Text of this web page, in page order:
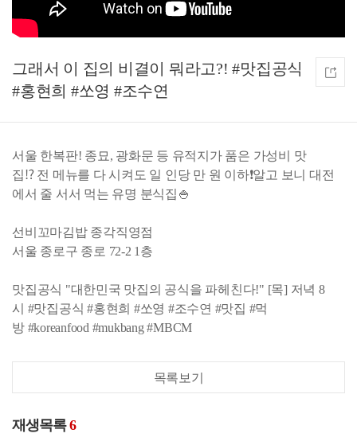
그래서 이 집의 비결이 뭐라고?! #맛집공식
#홍현희 #쏘영 #조수연
서울 한복판! 종묘, 광화문 등 유적지가 품은 가성비 맛
집⁉️ 전 메뉴를 다 시켜도 일 인당 만 원 이하❗️알고 보니 대전
에서 줄 서서 먹는 유명 분식집🍚
선비꼬마김밥 종각직영점
서울 종로구 종로 72-2 1층
맛집공식 "대한민국 맛집의 공식을 파헤친다!" [목] 저녁 8
시 #맛집공식 #홍현희 #쏘영 #조수연 #맛집 #먹
방 #koreanfood #mukbang #MBCM
목록보기
재생목록6